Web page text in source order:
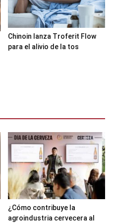
Chinoin lanza Troferit Flow
para el alivio de la tos
¿Cómo contribuye la
agroindustria cervecera al